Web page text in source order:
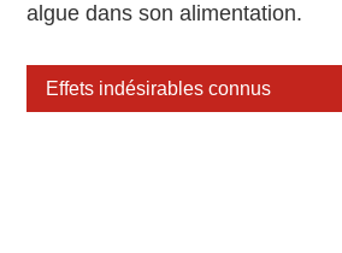
algue dans son alimentation.
Effets indésirables connus